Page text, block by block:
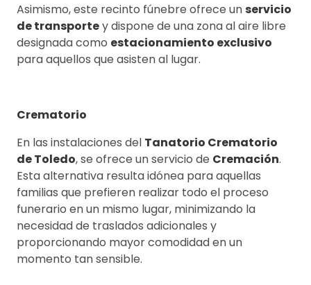
Asimismo, este recinto fúnebre ofrece un servicio
de transportey dispone de una zona al aire libre
designada como estacionamiento exclusivo
para aquellos que asisten al lugar.
Crematorio
En las instalaciones del Tanatorio Crematorio
de Toledo, se ofrece un servicio de Cremación.
Esta alternativa resulta idónea para aquellas
familias que prefieren realizar todo el proceso
funerario en un mismo lugar, minimizando la
necesidad de traslados adicionales y
proporcionando mayor comodidad en un
momento tan sensible.